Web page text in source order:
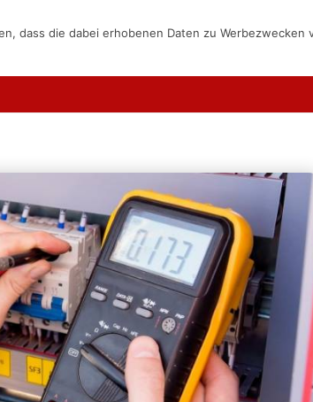
dass die dabei erhobenen Daten zu Werbezwecken